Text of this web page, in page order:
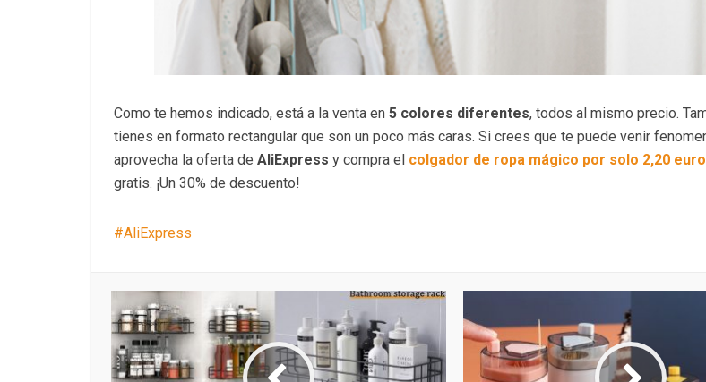
Como te hemos indicado, está a la venta en 5 colores diferentes, todos al mismo precio.
tienes en formato rectangular que son un poco más caras. Si crees que te puede venir
aprovecha la oferta de AliExpress y compra el colgador de ropa mágico por solo 2,20
gratis. ¡Un 30% de descuento!
AliExpress